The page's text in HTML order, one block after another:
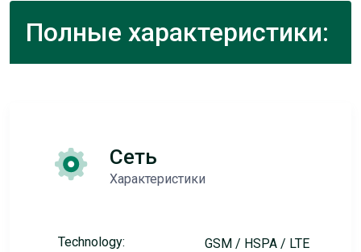
Полные характеристики:
Сеть
Характеристики
Technology: GSM / HSPA / LTE